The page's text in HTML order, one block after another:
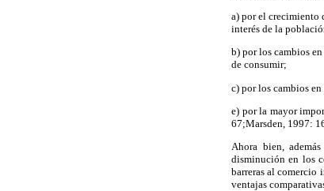
a) por el crecimiento
interés de la
b) por los cambios
de consumir;
c) por los cambios
e) por la mayor
67;Marsden, 1997:
Ahora bien,
disminución en los
barreras al comercio
ventajas